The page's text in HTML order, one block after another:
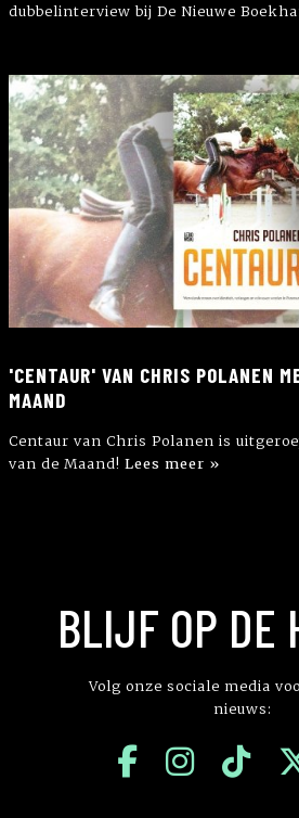
dubbelinterview bij De Nieuwe
'CENTAUR' VAN CHRIS POLANEN
MAAND
Centaur van Chris Polanen is
van de Maand! Lees meer »
BLIJF OP DE
Volg onze sociale media
nieuws: